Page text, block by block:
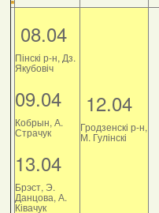
08.04
Пінскі р-н, Дз.
Якубовіч
09.04
Кобрын, А.
Страчук
13.04
Брэст, Э.
Данцова, А.
Ківачук
12.04
Гродзенскі р-н,
М. Гулінскі